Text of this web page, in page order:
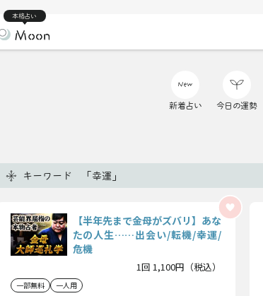
本格占い
新着占い 今日の運勢
キーワード 「幸運」
【半年先まで金母がズバリ】あな
たの人生……出会い/転機/幸運/
危機
1回 1,100円（税込）
一部無料 一人用